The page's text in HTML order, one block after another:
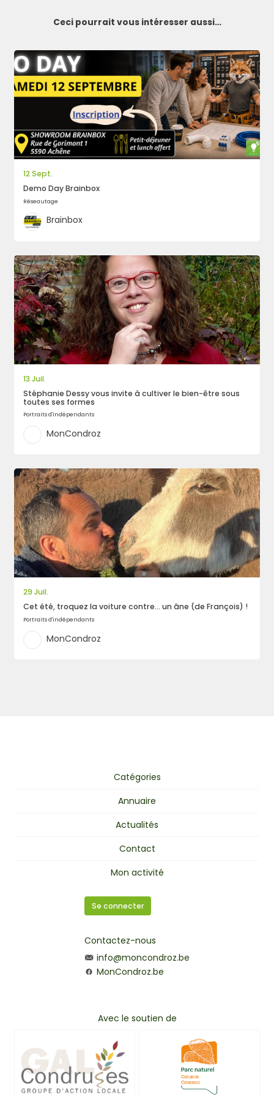
Rechercher
Ceci pourrait vous intéresser aussi…
12 Sept.
Demo Day Brainbox
Réseautage
Brainbox
13 Juil.
Stéphanie Dessy vous invite à cultiver le bien-être sous
toutes ses formes
Portraits d'indépendants
MonCondroz
29 Juil.
Cet été, troquez la voiture contre… un âne (de François) !
Portraits d'indépendants
MonCondroz
Catégories
Annuaire
Actualités
Contact
Mon activité
Se connecter
Contactez-nous
info@moncondroz.be
MonCondroz.be
Avec le soutien de